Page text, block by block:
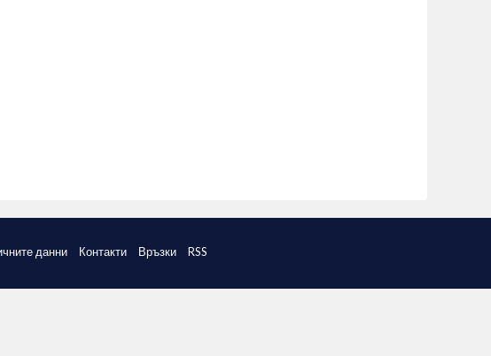
данни Контакти Връзки RSS